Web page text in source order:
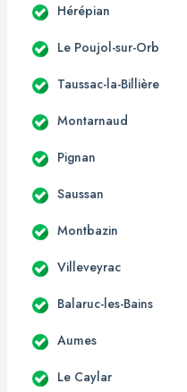
Hérépian
Le Poujol-sur-Orb
Taussac-la-Billière
Montarnaud
Pignan
Saussan
Montbazin
Villeveyrac
Balaruc-les-Bains
Aumes
Le Caylar